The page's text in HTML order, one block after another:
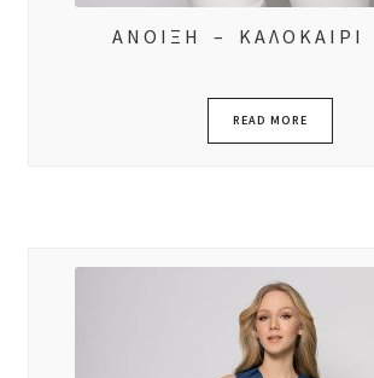
ΑΝΟΙΞΗ – ΚΑΛΟΚΑΙΡΙ
READ MORE